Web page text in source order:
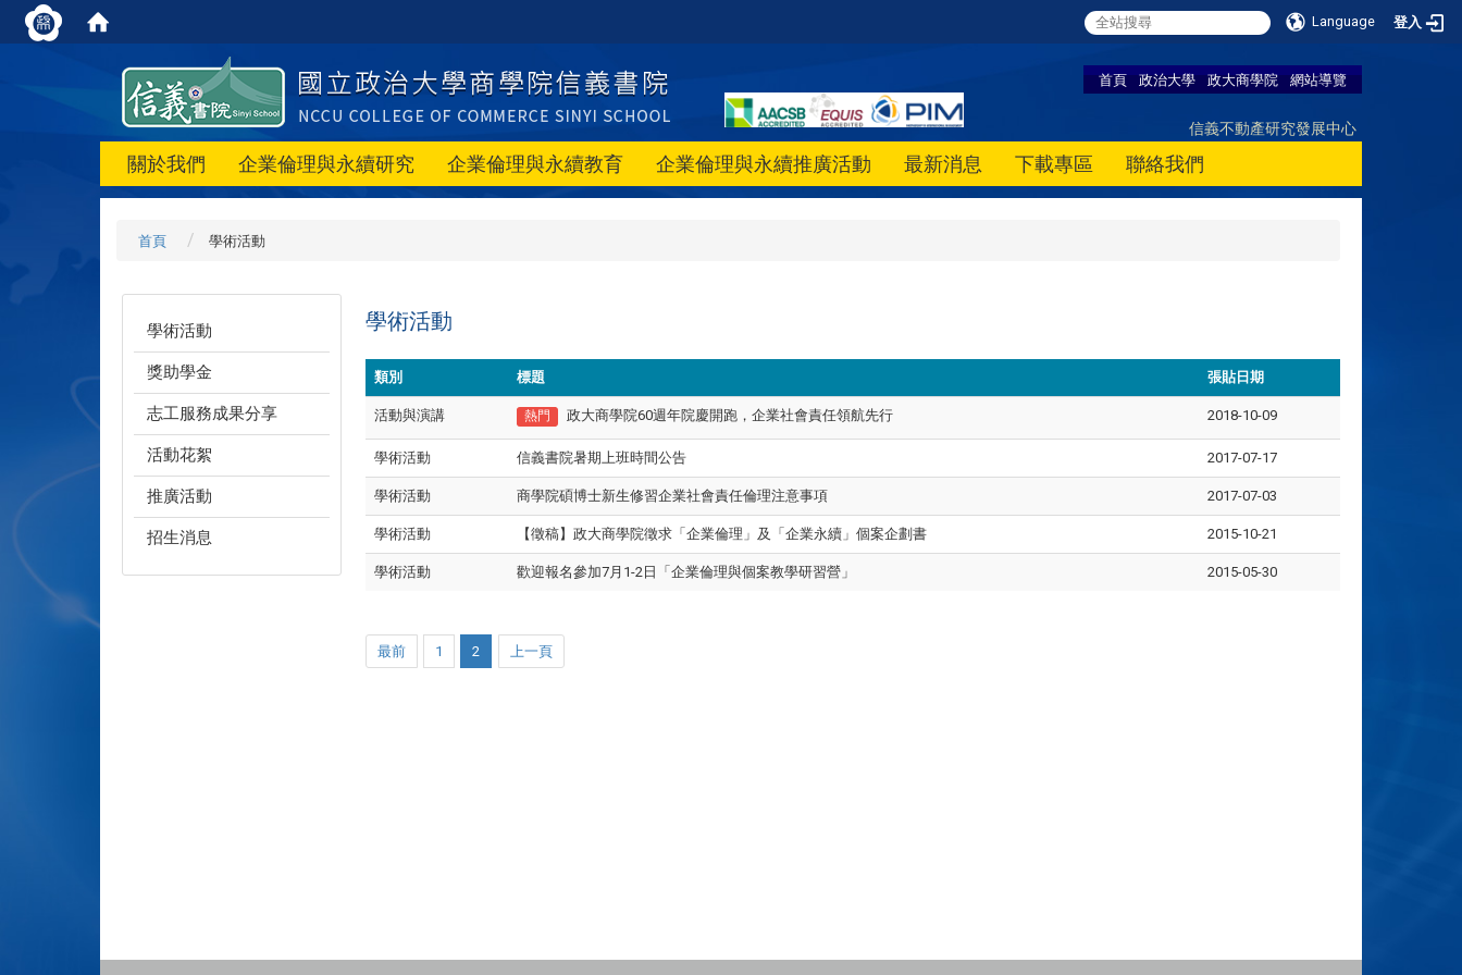
Language 登入
首頁 政治大學 政大商學院 網站導覽
信義不動產研究發展中心
關於我們 企業倫理與永續研究 企業倫理與永續教育 企業倫理與永續推廣活動 最新消息 下載專區 聯絡我們
首頁 學術活動
學術活動
獎助學金
志工服務成果分享
活動花絮
推廣活動
招生消息
學術活動
類別 標題 張貼日期
活動與演講 熱門 政大商學院60週年院慶開跑，企業社會責任領航先行 2018-10-09
學術活動 信義書院暑期上班時間公告 2017-07-17
學術活動 商學院碩博士新生修習企業社會責任倫理注意事項 2017-07-03
學術活動 【徵稿】政大商學院徵求「企業倫理」及「企業永續」個案企劃書 2015-10-21
學術活動 歡迎報名參加7月1-2日「企業倫理與個案教學研習營」 2015-05-30
最前 1 2 上一頁